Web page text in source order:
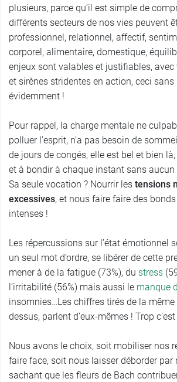
plusieurs, parce qu’il est simple de
différents secteurs de nos vies peuvent
professionnel, relationnel, affectif,
corporel, alimentaire, domestique,
enjeux sont valables et justifiables,
et sirènes stridentes en action, ceci
évidemment !
Pour rappel, la charge mentale ne
polluer l’esprit, n’a pas besoin de
de jours de congés, elle est bel et bien
et à bondir à chaque instant sans
Sa seule vocation ? Nourrir les tensions
excessives, et nous faire faire des
intenses !
Les répercussions sur l’état émotionnel
un seul mot d’ordre, se libérer de cette
mener à de la fatigue (73%), du stress
l’irritabilité (56%) mais aussi le manque
insomnies…Les chiffres tirés de la
dessus, parlent d’eux-mêmes ! Trop
Nous avons le choix, soit mobiliser nos
faire face, soit nous laisser déborder par
sachant que les fleurs de Bach